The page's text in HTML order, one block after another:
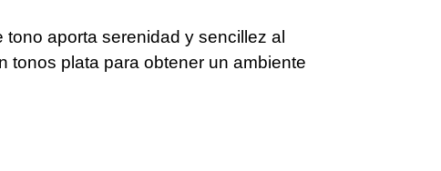
aporta serenidad y sencillez al
tonos plata para obtener un ambiente